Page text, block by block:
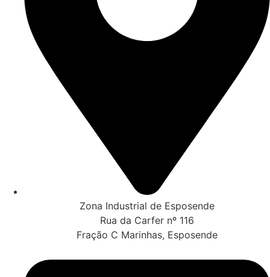
Zona Industrial de Esposende
Rua da Carfer nº 116
Fração C Marinhas, Esposende